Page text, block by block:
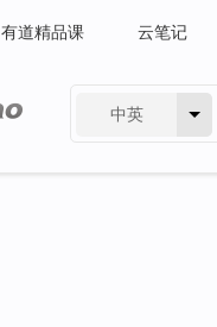
有道精品课 云笔记
中英